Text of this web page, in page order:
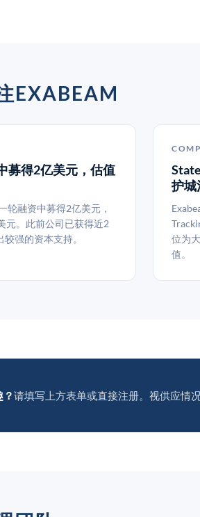
EXABEAM
募得2亿美元，估值
轮融资中募得2亿美元，
元。此前公司已获得近2
强的资本支持。
护城
位为
值。
请填写上方表单或直接注册。视供应情